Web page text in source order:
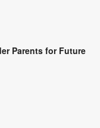
Parents for Future